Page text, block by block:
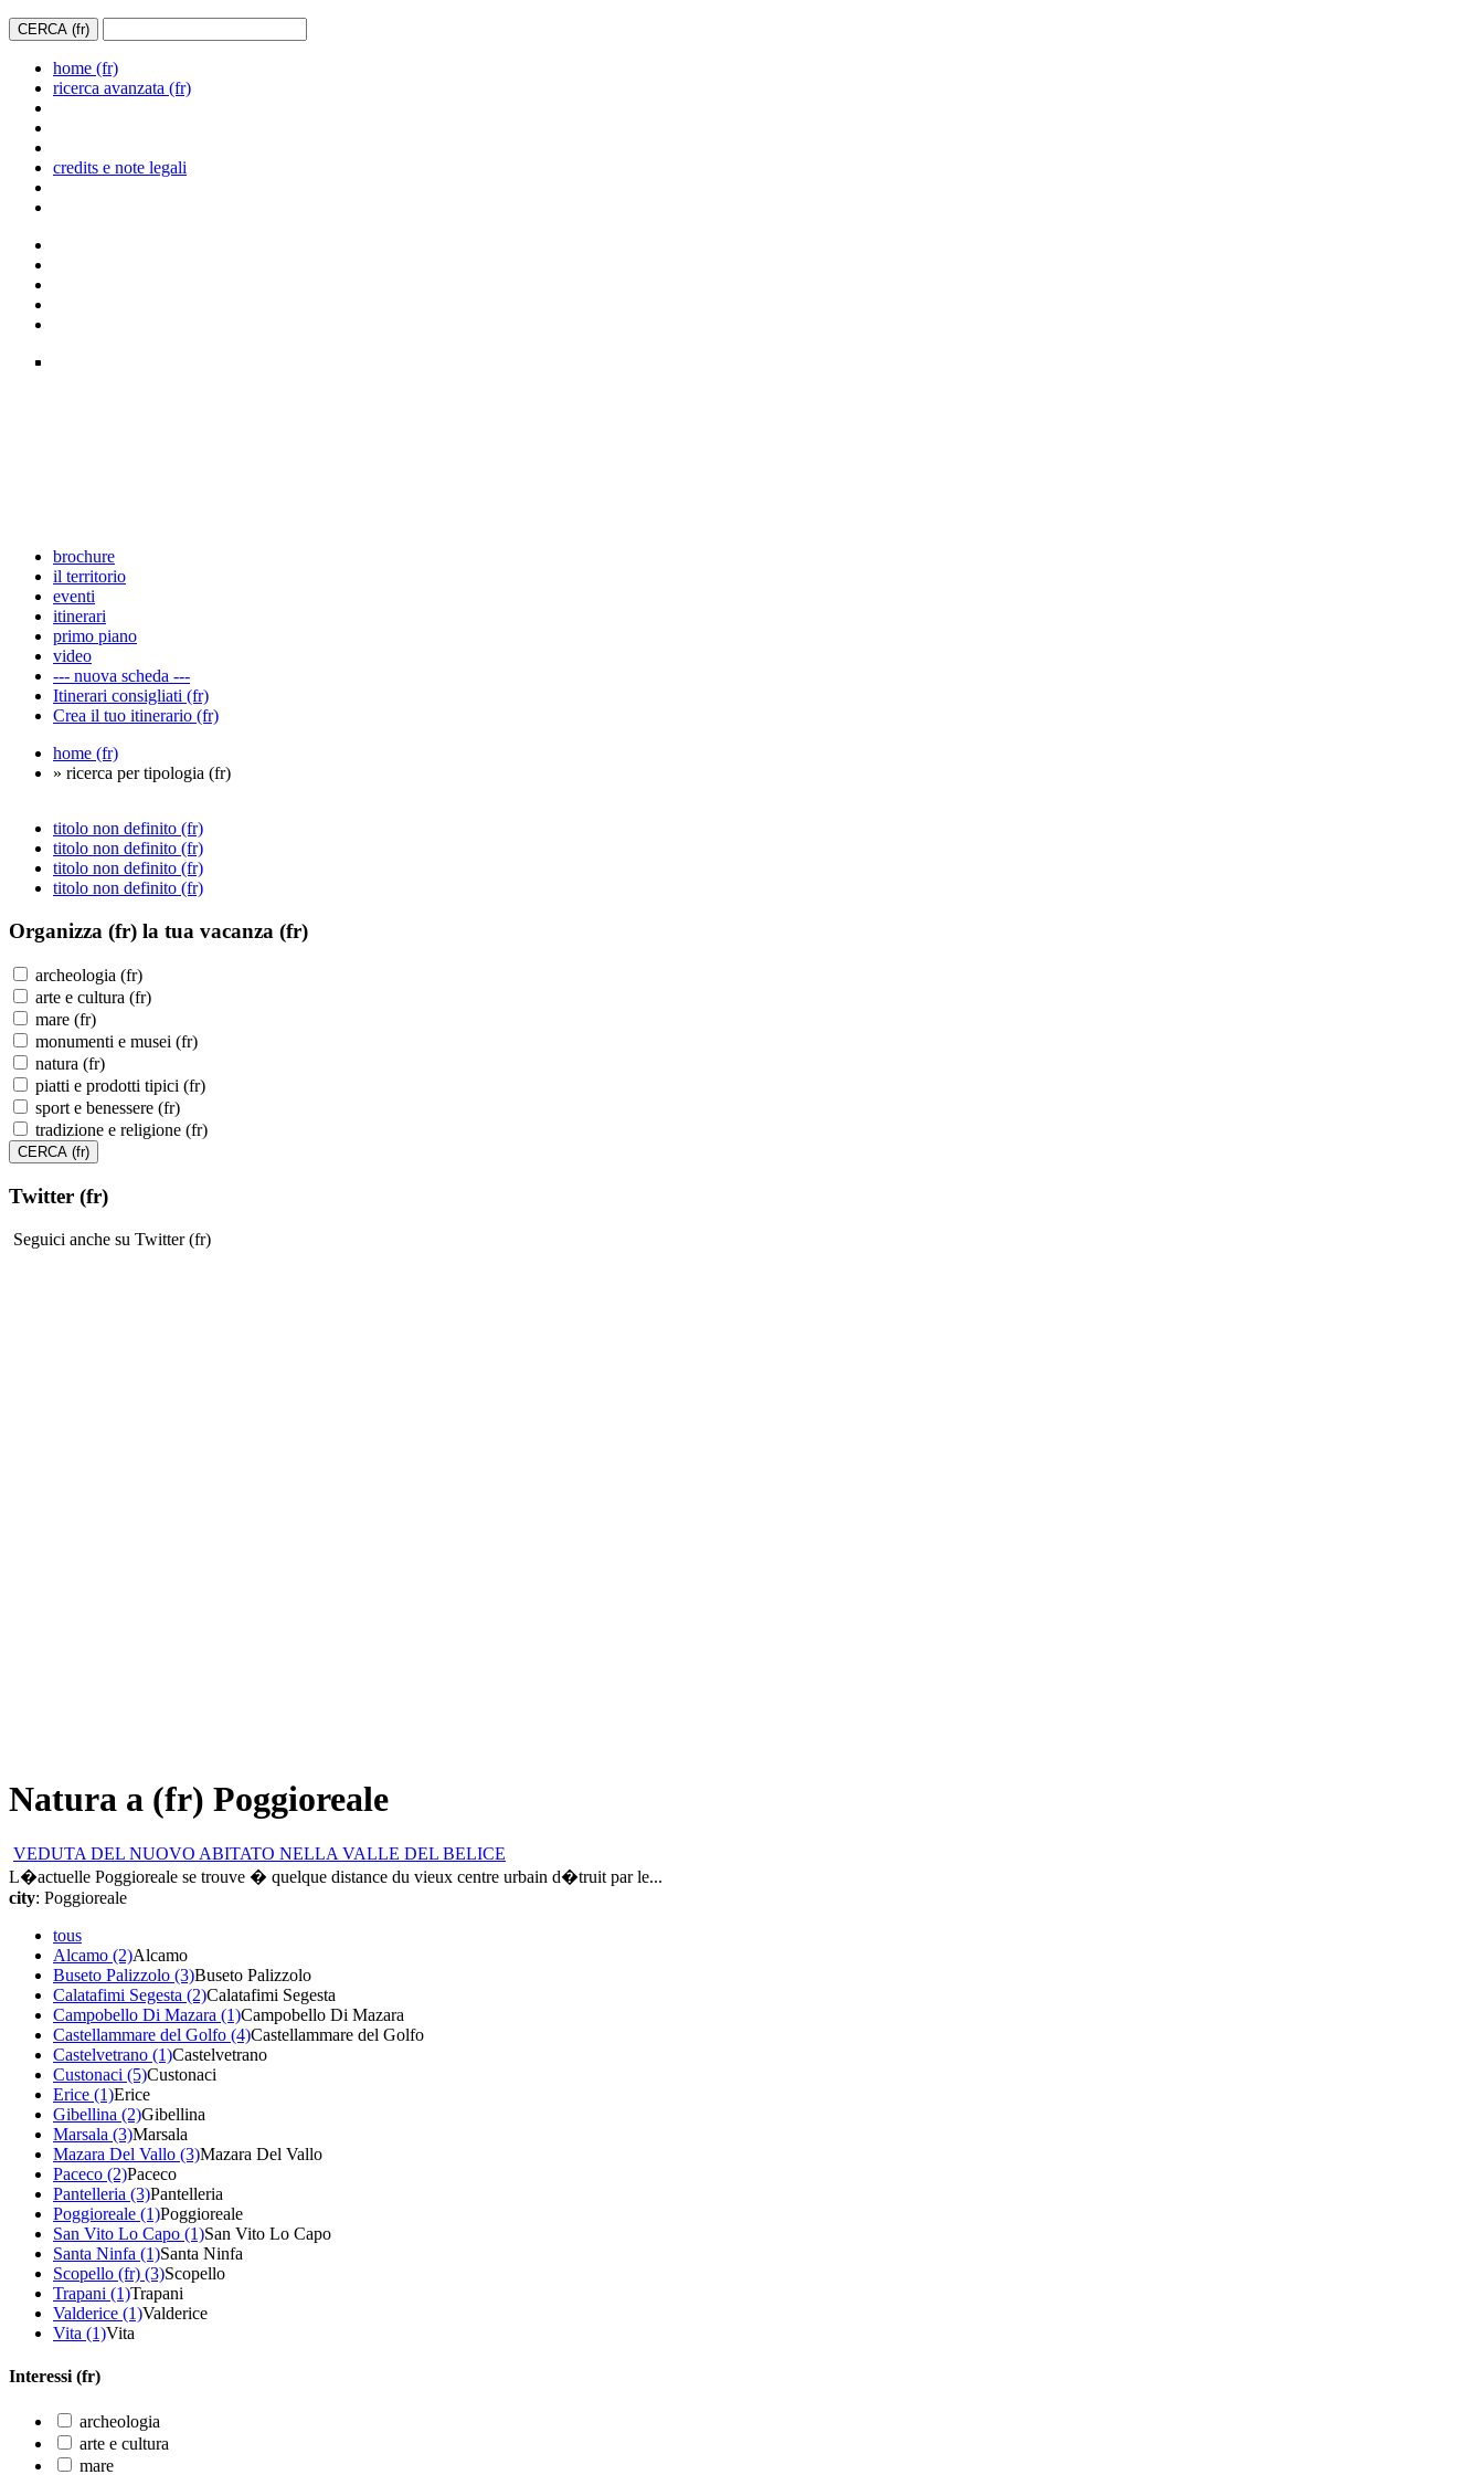
home (fr)
ricerca avanzata (fr)
credits e note legali
brochure
il territorio
eventi
itinerari
primo piano
video
--- nuova scheda ---
Itinerari consigliati (fr)
Crea il tuo itinerario (fr)
home (fr)
» ricerca per tipologia (fr)
titolo non definito (fr)
titolo non definito (fr)
titolo non definito (fr)
titolo non definito (fr)
Organizza (fr) la tua vacanza (fr)
archeologia (fr)
arte e cultura (fr)
mare (fr)
monumenti e musei (fr)
natura (fr)
piatti e prodotti tipici (fr)
sport e benessere (fr)
tradizione e religione (fr)
Twitter (fr)
Seguici anche su Twitter (fr)
Natura a (fr) Poggioreale
VEDUTA DEL NUOVO ABITATO NELLA VALLE DEL BELICE
L�actuelle Poggioreale se trouve � quelque distance du vieux centre urbain d�truit par le...
city: Poggioreale
tous
Alcamo (2)Alcamo
Buseto Palizzolo (3)Buseto Palizzolo
Calatafimi Segesta (2)Calatafimi Segesta
Campobello Di Mazara (1)Campobello Di Mazara
Castellammare del Golfo (4)Castellammare del Golfo
Castelvetrano (1)Castelvetrano
Custonaci (5)Custonaci
Erice (1)Erice
Gibellina (2)Gibellina
Marsala (3)Marsala
Mazara Del Vallo (3)Mazara Del Vallo
Paceco (2)Paceco
Pantelleria (3)Pantelleria
Poggioreale (1)Poggioreale
San Vito Lo Capo (1)San Vito Lo Capo
Santa Ninfa (1)Santa Ninfa
Scopello (fr) (3)Scopello
Trapani (1)Trapani
Valderice (1)Valderice
Vita (1)Vita
Interessi (fr)
archeologia
arte e cultura
mare